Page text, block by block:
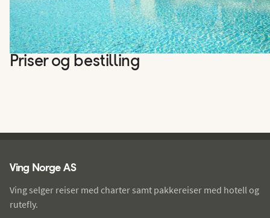
Priser og bestilling
Ving Norge AS
Ving selger reiser med charter samt pakkereiser med hotell og
rutefly.